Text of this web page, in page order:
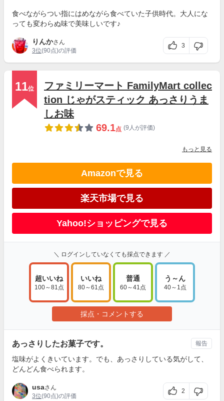
食べながらつい指にはめながら食べていた子供時代。大人にな
っても変わらぬ味で美味しいです♪
りんかさん
3位(90点)の評価
3
11位
ファミリーマート FamilyMart collec
tion じゃがスティック あっさりうま
しお味
69.1点 (9人が評価)
もっと見る
Amazonで見る
楽天市場で見る
Yahoo!ショッピングで見る
＼ ログインしていなくても採点できます ／
超いいね
100～81点
いいね
80～61点
普通
60～41点
う～ん
40～1点
採点・コメントする
あっさりしたお菓子です。
塩味がよくきいています。でも、あっさりしている気がして、
どんどん食べられます。
usaさん
3位(90点)の評価
2
報告